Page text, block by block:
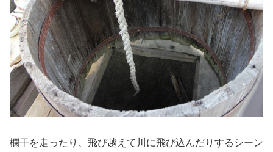
欄干を走ったり、飛び越えて川に飛び込んだりするシーン